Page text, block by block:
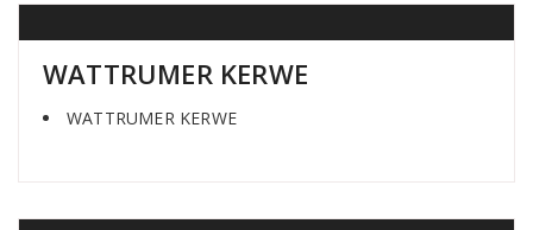
WATTRUMER KERWE
WATTRUMER KERWE